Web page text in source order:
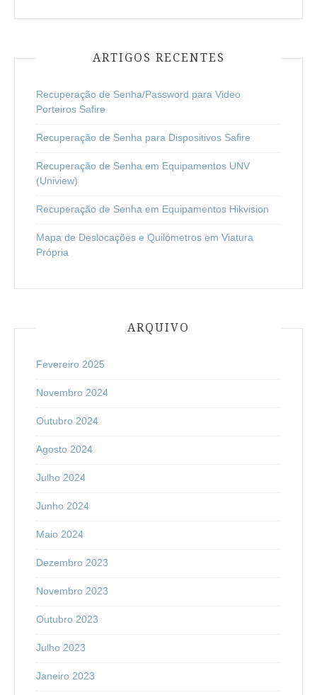
ARTIGOS RECENTES
Recuperação de Senha/Password para Video
Porteiros Safire
Recuperação de Senha para Dispositivos Safire
Recuperação de Senha em Equipamentos UNV
(Uniview)
Recuperação de Senha em Equipamentos Hikvision
Mapa de Deslocações e Quilómetros em Viatura
Própria
ARQUIVO
Fevereiro 2025
Novembro 2024
Outubro 2024
Agosto 2024
Julho 2024
Junho 2024
Maio 2024
Dezembro 2023
Novembro 2023
Outubro 2023
Julho 2023
Janeiro 2023